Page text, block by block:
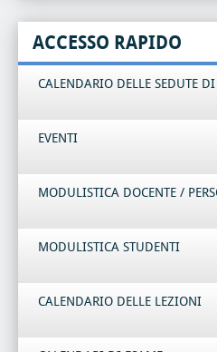
ACCESSO RAPIDO
CALENDARIO DELLE SEDUTE
EVENTI
MODULISTICA DOCENTE /
MODULISTICA STUDENTI
CALENDARIO DELLE LEZIONI